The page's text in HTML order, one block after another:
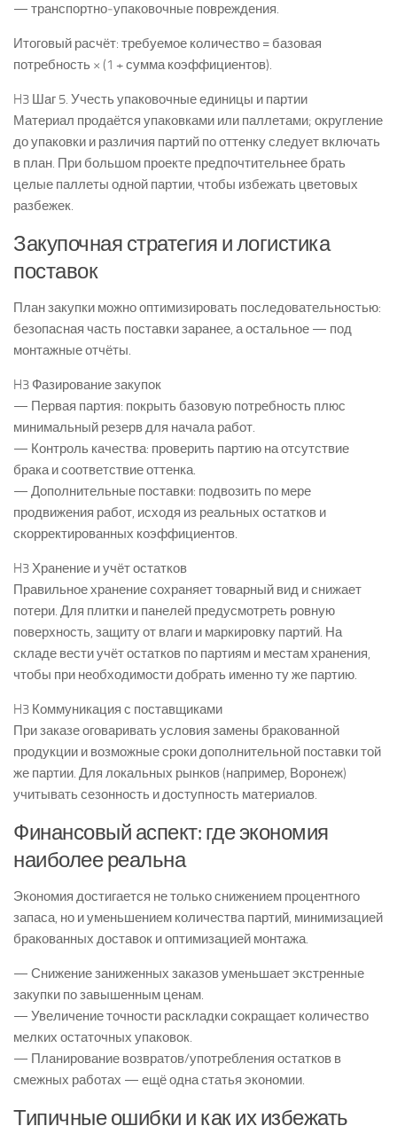
— транспортно‑упаковочные повреждения.
Итоговый расчёт: требуемое количество = базовая
потребность × (1 + сумма коэффициентов).
H3 Шаг 5. Учесть упаковочные единицы и партии
Материал продаётся упаковками или паллетами; округление
до упаковки и различия партий по оттенку следует включать
в план. При большом проекте предпочтительнее брать
целые паллеты одной партии, чтобы избежать цветовых
разбежек.
Закупочная стратегия и логистика
поставок
План закупки можно оптимизировать последовательностью:
безопасная часть поставки заранее, а остальное — под
монтажные отчёты.
H3 Фазирование закупок
— Первая партия: покрыть базовую потребность плюс
минимальный резерв для начала работ.
— Контроль качества: проверить партию на отсутствие
брака и соответствие оттенка.
— Дополнительные поставки: подвозить по мере
продвижения работ, исходя из реальных остатков и
скорректированных коэффициентов.
H3 Хранение и учёт остатков
Правильное хранение сохраняет товарный вид и снижает
потери. Для плитки и панелей предусмотреть ровную
поверхность, защиту от влаги и маркировку партий. На
складе вести учёт остатков по партиям и местам хранения,
чтобы при необходимости добрать именно ту же партию.
H3 Коммуникация с поставщиками
При заказе оговаривать условия замены бракованной
продукции и возможные сроки дополнительной поставки той
же партии. Для локальных рынков (например, Воронеж)
учитывать сезонность и доступность материалов.
Финансовый аспект: где экономия
наиболее реальна
Экономия достигается не только снижением процентного
запаса, но и уменьшением количества партий, минимизацией
бракованных доставок и оптимизацией монтажа.
— Снижение заниженных заказов уменьшает экстренные
закупки по завышенным ценам.
— Увеличение точности раскладки сокращает количество
мелких остаточных упаковок.
— Планирование возвратов/употребления остатков в
смежных работах — ещё одна статья экономии.
Типичные ошибки и как их избежать